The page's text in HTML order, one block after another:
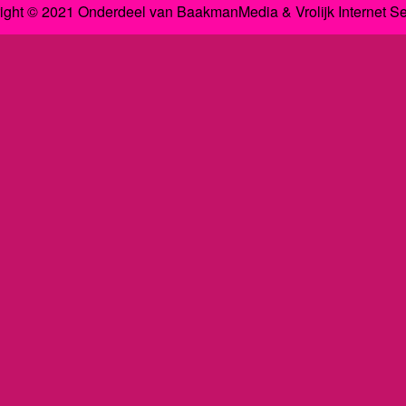
© 2021 Onderdeel van BaakmanMedia& Vrolijk Internet